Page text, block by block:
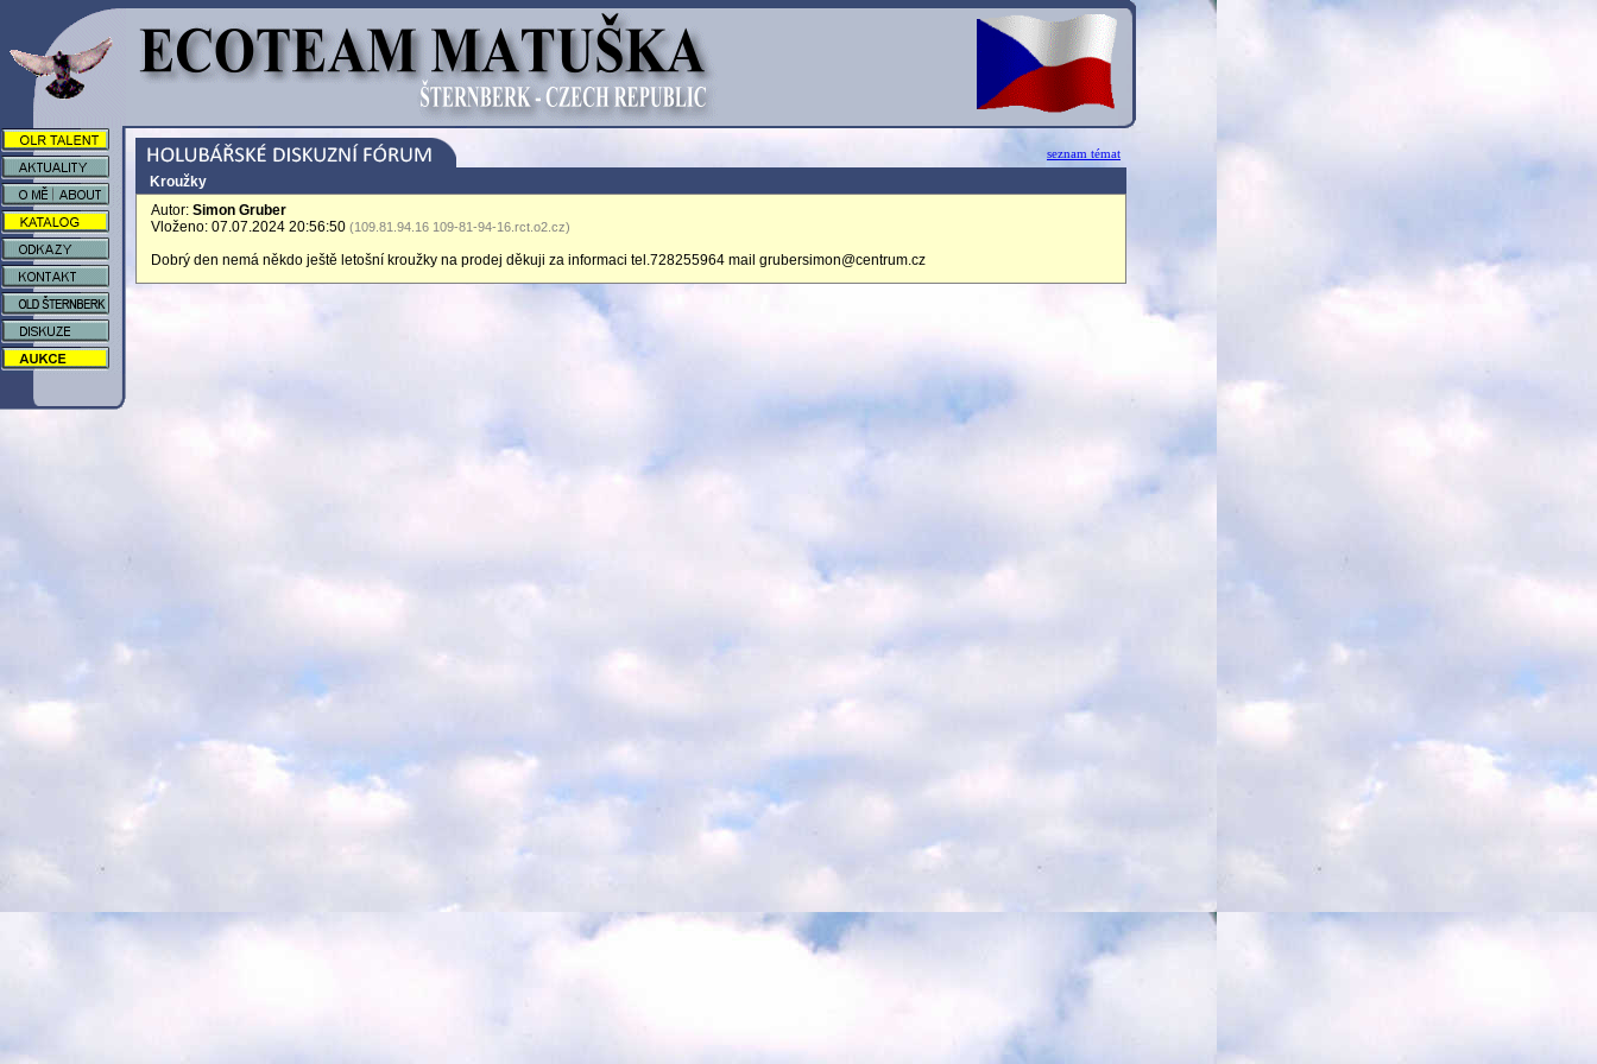
seznam témat
Kroužky
Autor: Simon Gruber
Vloženo: 07.07.2024 20:56:50 (109.81.94.16 109-81-94-16.rct.o2.cz)
Dobrý den nemá někdo ještě letošní kroužky na prodej děkuji za informaci tel.728255964 mail grubersimon@centrum.cz